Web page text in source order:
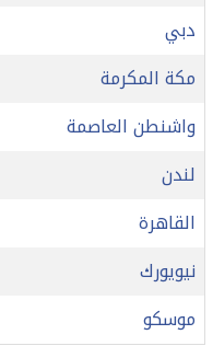
دبي
مكة المكرمة
واشنطن العاصمة
لندن
القاهرة
نيويورك
موسكو